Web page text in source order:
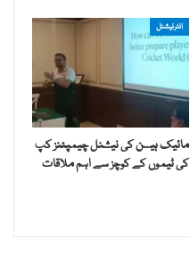
انٹرنیشنل
مائیک ہیسن کی نیشنل چیمپئنز کپ
کی ٹیموں کے کوچز سے اہم ملاقات